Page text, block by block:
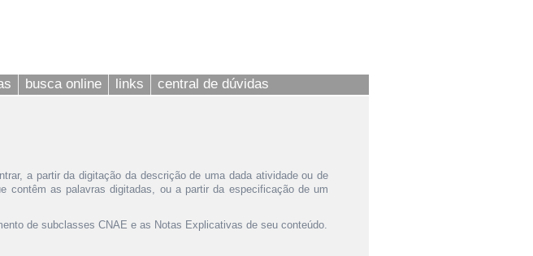
busca online links central de dúvidas
a partir da digitação da descrição de uma dada atividade ou de
contêm as palavras digitadas, ou a partir da especificação de um
de subclasses CNAE e as Notas Explicativas de seu conteúdo.